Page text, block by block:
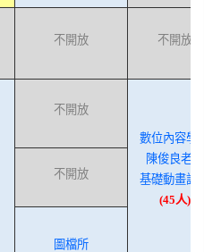
不開放 不開放
不開放
數位內容學
陳俊良老師
基礎動畫設
(45人)
不開放
圖檔所